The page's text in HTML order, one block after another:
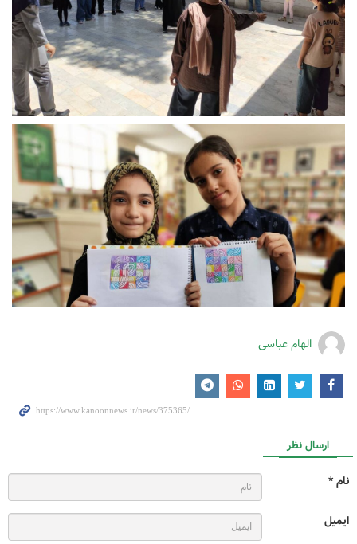
الهام عباسی
ارسال نظر
نام *
ایمیل